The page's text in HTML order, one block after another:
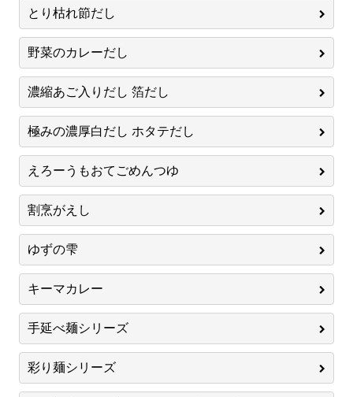
とり枯れ節だし
野菜のカレーだし
濃縮あご入りだし 箔だし
極みの濃厚白だし ホタテだし
えろーうもおてごめんつゆ
割烹がえし
ゆずの雫
キーマカレー
手延べ麺シリーズ
彩り麺シリーズ